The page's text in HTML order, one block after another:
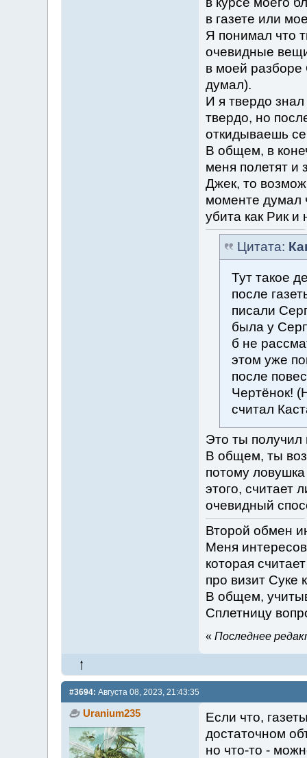
в газете или
Я понимал что
очевидные
в моей
думал).
И я твердо
твердо, но
откидываешь
В общем, в
меня полетят и
Джек, то
моменте думал
убита как Рик и
Цитата:
Тут такое
после
писали
была у
б не
этом уже
после
Чертёнок!
считал
Это ты получил
В общем, ты
потому
этого, считает
очевидный
Второй обмен
Меня
которая
про визит Суке
В общем,
Сплетницу
« Последнее
#3694: Августа 08, 2023, 21:43:35
Uranium235
Если что,
достаточном
но что-то -